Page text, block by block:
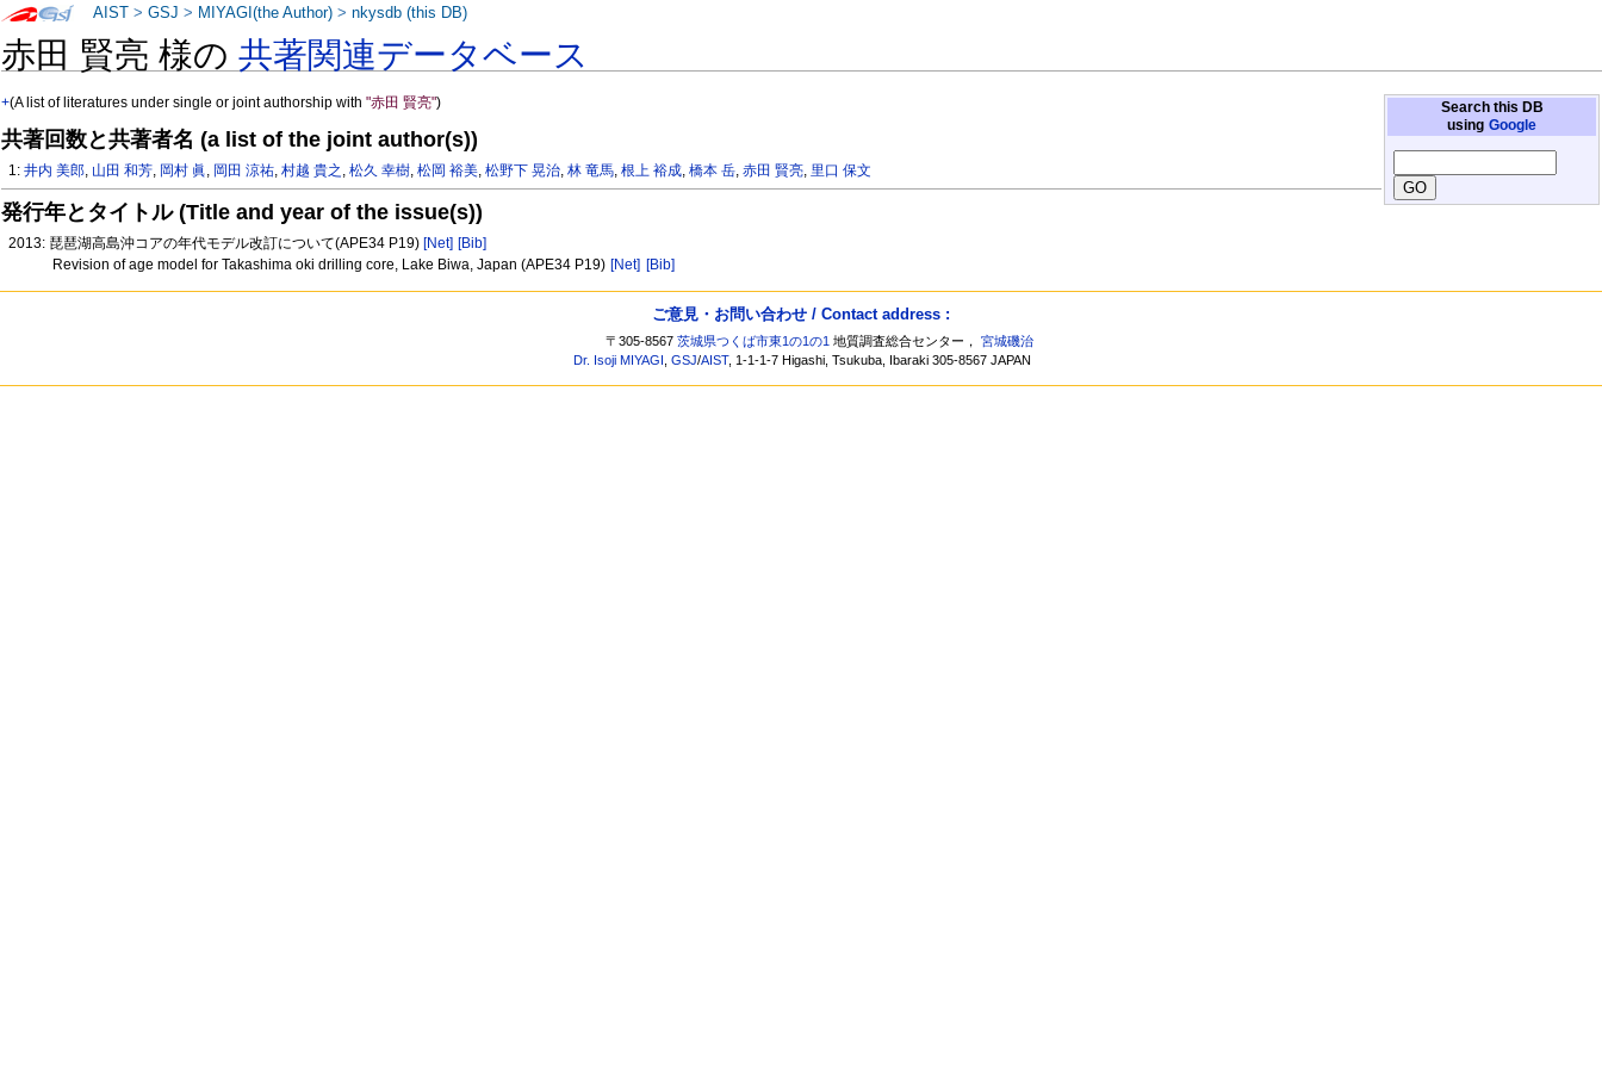
赤田 賢亮 様の共著関連データベース
Search this DB
using Google
+(A list of literatures under single or joint authorship with"赤田 賢亮")
共著回数と共著者名 (a list of the joint author(s))
1:井内 美郎, 山田 和芳, 岡村 眞, 岡田 涼祐,村越 貴之 ,松久 幸樹,松岡 裕美,松野下 晃治,林 竜馬,根上 裕成,橋本 岳,赤田 賢亮, 里口 保文
発行年とタイトル (Title and year of the issue(s))
2013: 琵琶湖高島沖コアの年代モデル改訂について(APE34 P19) [Net] [Bib]
Revision of age model for Takashima oki drilling core, Lake Biwa, Japan (APE34 P19) [Net] [Bib]
AIST >GSJ > MIYAGI(the Author) >nkysdb (this DB)
ご意見・お問い合わせ / Contact address :
〒305-8567茨城県つくば市東1の1の1 地質調査総合センター，宮城磯治
Dr. Isoji MIYAGI ,GSJ/AIST, 1-1-1-7 Higashi, Tsukuba, Ibaraki 305-8567 JAPAN